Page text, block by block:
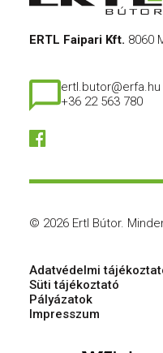
ERTL Faipari Kft. 8060
ertl.butor@erfa.hu
+36 22 563 780
© 2026 Ertl Bútor.
Adatvédelmi
Süti tájékoztató
Pályázatok
Impresszum